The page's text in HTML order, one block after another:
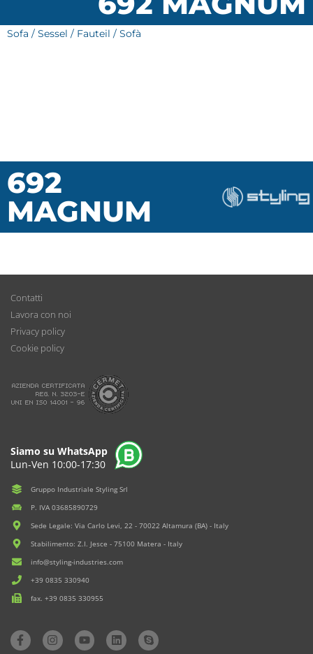
Sofa / Sessel / Fauteil / Sofà
692
MAGNUM
Contatti
Lavora con noi
Privacy policy
Cookie policy
Siamo su WhatsApp
Lun-Ven 10:00-17:30
Gruppo Industriale Styling Srl
P. IVA 03685890729
Sede Legale: Via Carlo Levi, 22 - 70022 Altamura (BA) - Italy
Stabilimento: Z.I. Jesce - 75100 Matera - Italy
info@styling-industries.com
+39 0835 330940
fax. +39 0835 330955